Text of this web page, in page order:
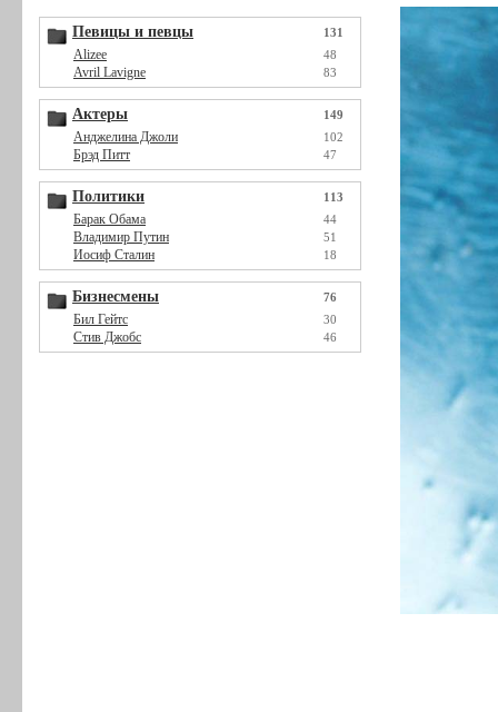
Певицы и певцы 131
Alizee 48
Avril Lavigne 83
Актеры 149
Анджелина Джоли 102
Брэд Питт 47
Политики 113
Барак Обама 44
Владимир Путин 51
Иосиф Сталин 18
Бизнесмены 76
Бил Гейтс 30
Стив Джобс 46